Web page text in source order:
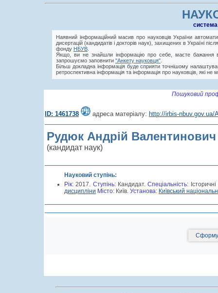
cистема
Наявний інформаційний масив про науковців України
дисертацій (кандидатів і докторів наук), захищених в Україні
фонду НБУВ
Якщо, ви не знайшли інформацію про себе, маєте бажання
запрошуємо заповнити "Анкету науковця"
Більш докладна інформація буде сприяти точнішому
ретроспективна інформація та інформація про науковців, які не
Пошуковий
ID: 1461738 адреса матеріалу: http://irbis-nbuv.gov.ua/
Рудюк Андрій Валентинович
(кандидат наук)
Науковий ступінь:
Рік:2017. Cтупінь: Кандидат.Спеціальність:
дисципліни Місто: Київ. Установа: Київський